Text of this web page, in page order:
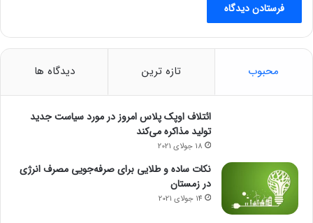
محبوب تازه ترین دیدگاه ها
ائتلاف اوپک پلاس امروز در مورد سیاست جدید
تولید مذاکره می‌کند
18 جولای 2021
نکات ساده و طلایی برای صرفه‌جویی مصرف انرژی
در زمستان
14 جولای 2021